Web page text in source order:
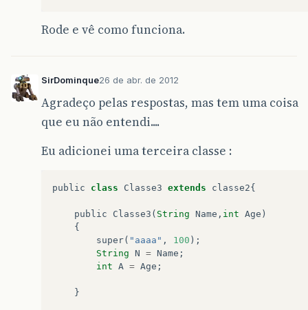
Rode e vê como funciona.
SirDominque26 de abr. de 2012
Agradeço pelas respostas, mas tem uma coisa
que eu não entendi....
Eu adicionei uma terceira classe :
public class Classe3 extends classe2{
public Classe3 ( String Name , int Age )
{
super( "aaaa" , 100 );
String N = Name ;
int A = Age ;
}